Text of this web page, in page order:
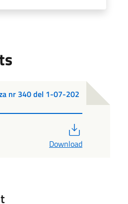
nr 340 del 1-07-202
Download